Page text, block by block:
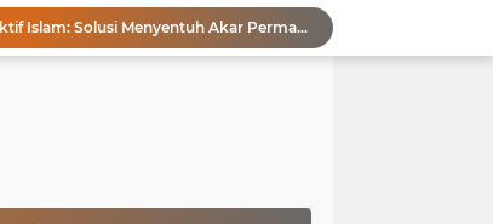
Pencegahan HIV dalam Perspektif Islam: Solusi Menyentuh Akar Permasalahan